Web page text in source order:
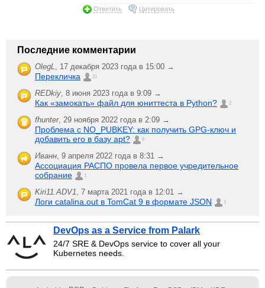
Ответить Цитировать
Последние комментарии
OlegL 17 декабря 2023 года в 15:00 →
Перекличка 21
REDkiy 8 июня 2023 года в 9:09 →
Как «замокать» файл для юниттеста в Python? 2
fhunter, 29 ноября 2022 года в 2:09 →
Проблема с NO_PUBKEY: как получить GPG-ключ и
добавить его в базу apt?
6
Иванн 9 апреля 2022 года в 8:31 →
Ассоциация РАСПО провела первое учредительное
собрание
1
Kiri11.ADV1 7 марта 2021 года в 12:01 →
Логи catalina.out в TomCat 9 в формате JSON 1
DevOps as a Service from Palark
24/7 SRE & DevOps service to cover all your
Kubernetes needs.